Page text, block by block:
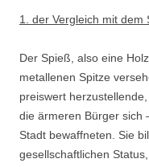
1. der Vergleich mit dem
Der Spieß, also eine
metallenen Spitze
preiswert
die ärmeren Bürger sich
Stadt bewaffneten. Sie
gesellschaftlichen